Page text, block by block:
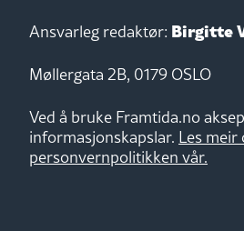
Ansvarleg redaktør: Birgitte
Møllergata 2B, 0179 OSLO
Ved å bruke Framtida.no
informasjonskapslar. Les meir
personvernpolitikken vår.